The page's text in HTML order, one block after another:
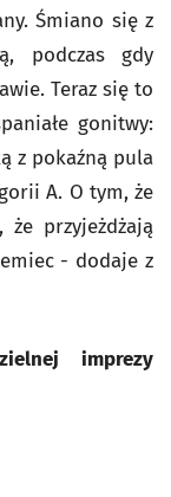
Śmiano się z
podczas gdy
Teraz się to
gonitwy:
z pokaźną pula
A. O tym, że
że przyjeżdżają
- dodaje z
imprezy